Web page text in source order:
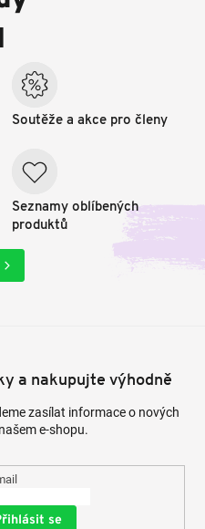
Soutěže a akce pro členy
Seznamy oblíbených
produktů
a nakupujte výhodně
zasílat informace o nových
e-shopu.
se